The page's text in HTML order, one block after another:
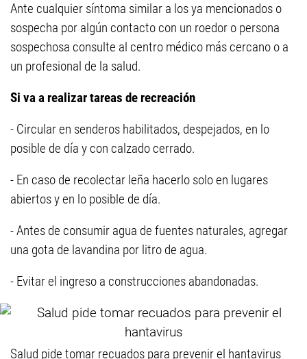
Ante cualquier síntoma similar a los ya mencionados o
sospecha por algún contacto con un roedor o persona
sospechosa consulte al centro médico más cercano o a
un profesional de la salud.
Si va a realizar tareas de recreación
- Circular en senderos habilitados, despejados, en lo
posible de día y con calzado cerrado.
- En caso de recolectar leña hacerlo solo en lugares
abiertos y en lo posible de día.
- Antes de consumir agua de fuentes naturales, agregar
una gota de lavandina por litro de agua.
- Evitar el ingreso a construcciones abandonadas.
Salud pide tomar recuados para prevenir el hantavirus